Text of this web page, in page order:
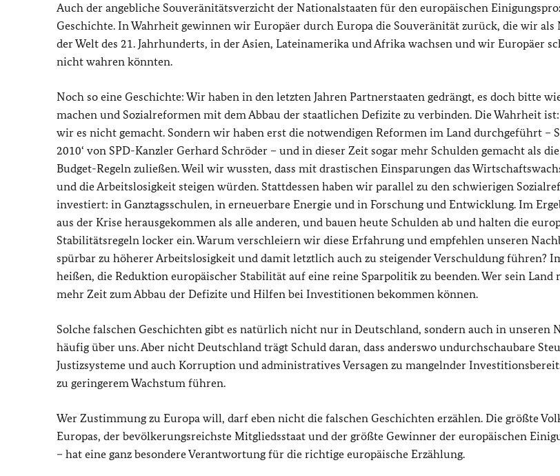
Auch der angebliche Souveränitätsverzicht der Nationalstaaten für den europäischen
Geschichte. In Wahrheit gewinnen wir Europäer durch Europa die Souveränität zurück, die wir als
der Welt des 21. Jahrhunderts, in der Asien, Lateinamerika und Afrika wachsen und wir Europäer
nicht wahren könnten.
Noch so eine Geschichte: Wir haben in den letzten Jahren Partnerstaaten gedrängt, es doch bitte
machen und Sozialreformen mit dem Abbau der staatlichen Defizite zu verbinden. Die Wahrheit ist:
wir es nicht gemacht. Sondern wir haben erst die notwendigen Reformen im Land durchgeführt –
2010‘ von SPD-Kanzler Gerhard Schröder – und in dieser Zeit sogar mehr Schulden gemacht als
Budget-Regeln zuließen. Weil wir wussten, dass mit drastischen Einsparungen das
und die Arbeitslosigkeit steigen würden. Stattdessen haben wir parallel zu den schwierigen
investiert: in Ganztagsschulen, in erneuerbare Energie und in Forschung und Entwicklung. Im
aus der Krise herausgekommen als alle anderen, und bauen heute Schulden ab und halten die
Stabilitätsregeln locker ein. Warum verschleiern wir diese Erfahrung und empfehlen unseren
spürbar zu höherer Arbeitslosigkeit und damit letztlich auch zu steigender Verschuldung führen?
heißen, die Reduktion europäischer Stabilität auf eine reine Sparpolitik zu beenden. Wer sein Land
mehr Zeit zum Abbau der Defizite und Hilfen bei Investitionen bekommen können.
Solche falschen Geschichten gibt es natürlich nicht nur in Deutschland, sondern auch in unseren
häufig über uns. Aber nicht Deutschland trägt Schuld daran, dass anderswo undurchschaubare
Justizsysteme und auch Korruption und administratives Versagen zu mangelnder
zu geringerem Wachstum führen.
Wer Zustimmung zu Europa will, darf eben nicht die falschen Geschichten erzählen. Die größte
Europas, der bevölkerungsreichste Mitgliedsstaat und der größte Gewinner der europäischen
– hat eine ganz besondere Verantwortung für die richtige europäische Erzählung.